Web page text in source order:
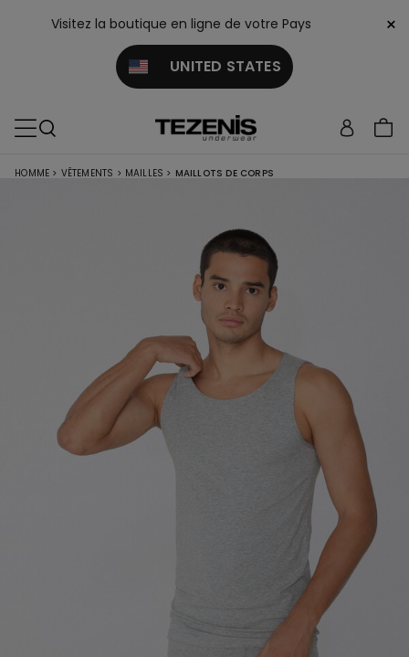
Visitez la boutique en ligne de votre Pays
UNITED STATES
×
HOMME > VÊTEMENTS > MAILLES > MAILLOTS DE CORPS